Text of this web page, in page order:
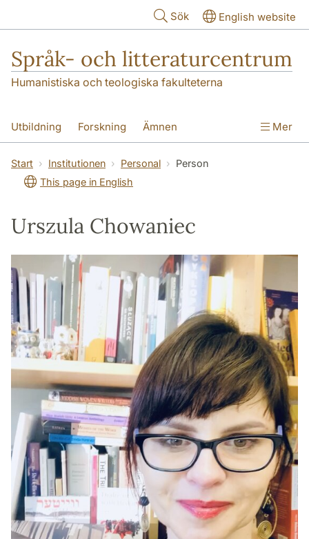
Sök English website
Språk- och litteraturcentrum
Humanistiska och teologiska fakulteterna
Utbildning Forskning Ämnen
SOL-husen Kontakt Institutionen
översättning till svenska
Mer
Start Institutionen Personal
Person
This page in English
Urszula Chowaniec